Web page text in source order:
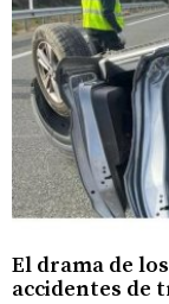
El drama de
accidentes de